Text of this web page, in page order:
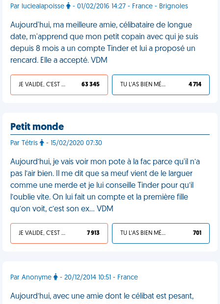
Par luciealapoisse - 01/02/2016 14:27 - France - Brignoles
Aujourd'hui, ma meilleure amie, célibataire de longue
date, m'apprend que mon petit copain avec qui je suis
depuis 8 mois a un compte Tinder et lui a proposé un
rencard. Elle a accepté. VDM
JE VALIDE, C'EST UNE VDM 63 345 TU L'AS BIEN MÉRITÉ 4 714
Petit monde
Par Tétris - 15/02/2020 07:30
Aujourd’hui, je vais voir mon pote à la fac parce qu'il n’a
pas l’air bien. Il me dit que sa meuf vient de le larguer
comme une merde et je lui conseille Tinder pour qu’il
l’oublie vite. On lui fait un compte et la première fille
qu’on voit, c’est son ex... VDM
JE VALIDE, C'EST UNE VDM 7 913 TU L'AS BIEN MÉRITÉ 701
Par Anonyme - 20/12/2014 10:51 - France
Aujourd’hui, avec une amie dont le célibat est pesant,